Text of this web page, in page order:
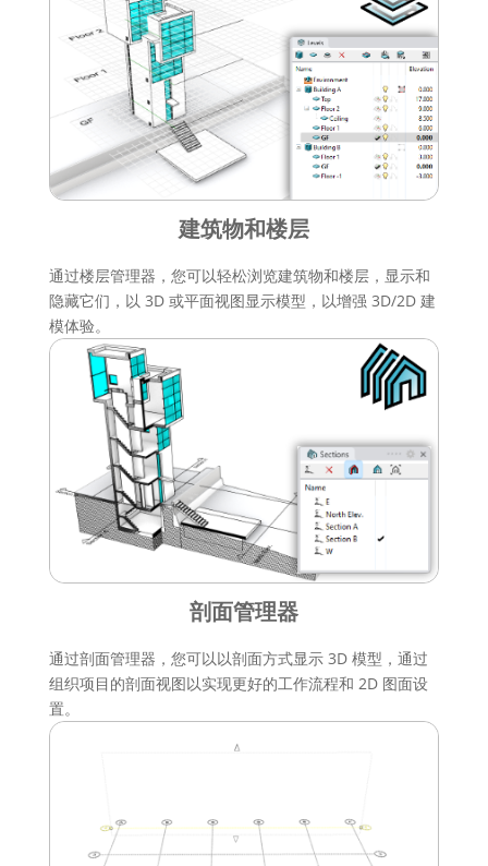
建筑物和楼层
通过楼层管理器，您可以轻松浏览建筑物和楼层，显示和
隐藏它们，以 3D 或平面视图显示模型，以增强 3D/2D 建
模体验。
剖面管理器
通过剖面管理器，您可以以剖面方式显示 3D 模型，通过
组织项目的剖面视图以实现更好的工作流程和 2D 图面设
置。